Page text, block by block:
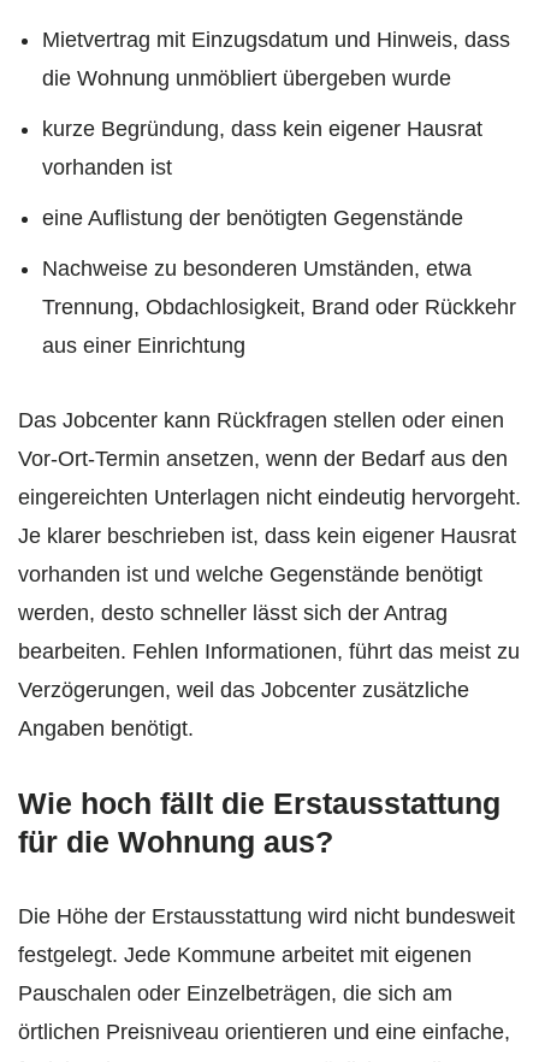
Mietvertrag mit Einzugsdatum und Hinweis, dass
die Wohnung unmöbliert übergeben wurde
kurze Begründung, dass kein eigener Hausrat
vorhanden ist
eine Auflistung der benötigten Gegenstände
Nachweise zu besonderen Umständen, etwa
Trennung, Obdachlosigkeit, Brand oder Rückkehr
aus einer Einrichtung
Das Jobcenter kann Rückfragen stellen oder einen
Vor-Ort-Termin ansetzen, wenn der Bedarf aus den
eingereichten Unterlagen nicht eindeutig hervorgeht.
Je klarer beschrieben ist, dass kein eigener Hausrat
vorhanden ist und welche Gegenstände benötigt
werden, desto schneller lässt sich der Antrag
bearbeiten. Fehlen Informationen, führt das meist zu
Verzögerungen, weil das Jobcenter zusätzliche
Angaben benötigt.
Wie hoch fällt die Erstausstattung
für die Wohnung aus?
Die Höhe der Erstausstattung wird nicht bundesweit
festgelegt. Jede Kommune arbeitet mit eigenen
Pauschalen oder Einzelbeträgen, die sich am
örtlichen Preisniveau orientieren und eine einfache,